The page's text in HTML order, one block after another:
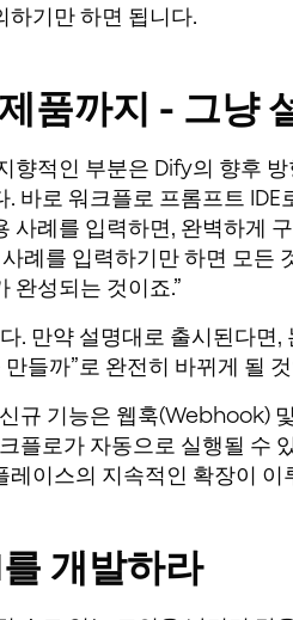
하기만 하면 됩니다.
품까지 - 그냥
향적인 부분은 Dify의 향후
바로 워크플로 프롬프트
사례를 입력하면, 완벽하게
례를 입력하기만 하면 모든
완성되는 것이죠.”
. 만약 설명대로 출시된다면,
들까”로 완전히 바뀌게 될
규 기능은 웹훅(Webhook)
플로가 자동으로 실행될 수
레이스의 지속적인 확장이 이
개발하라